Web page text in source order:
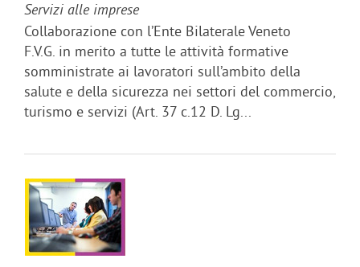
Servizi alle imprese
Collaborazione con l’Ente Bilaterale Veneto
F.V.G. in merito a tutte le attività formative
somministrate ai lavoratori sull’ambito della
salute e della sicurezza nei settori del commercio,
turismo e servizi (Art. 37 c.12 D. Lg...